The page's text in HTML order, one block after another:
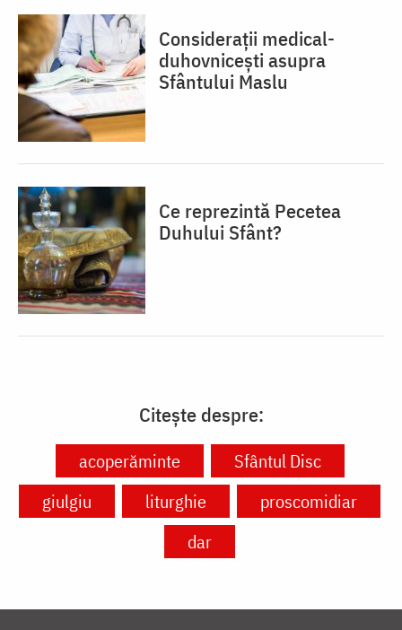
Considerații medical-
duhovnicești asupra
Sfântului Maslu
Ce reprezintă Pecetea
Duhului Sfânt?
Citește despre:
acoperăminte
Sfântul Disc
giulgiu
liturghie
proscomidiar
dar